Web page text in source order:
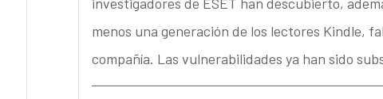
menos una generación de los lectores Kindle,
compañía. Las vulnerabilidades ya han sido